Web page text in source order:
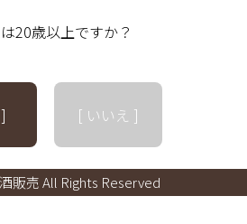
20歳以上ですか？
[ いいえ ]
販売 All Rights Reserved